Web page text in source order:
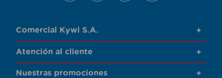
Comercial Kywi S.A. +
Atención al cliente +
Nuestras promociones +